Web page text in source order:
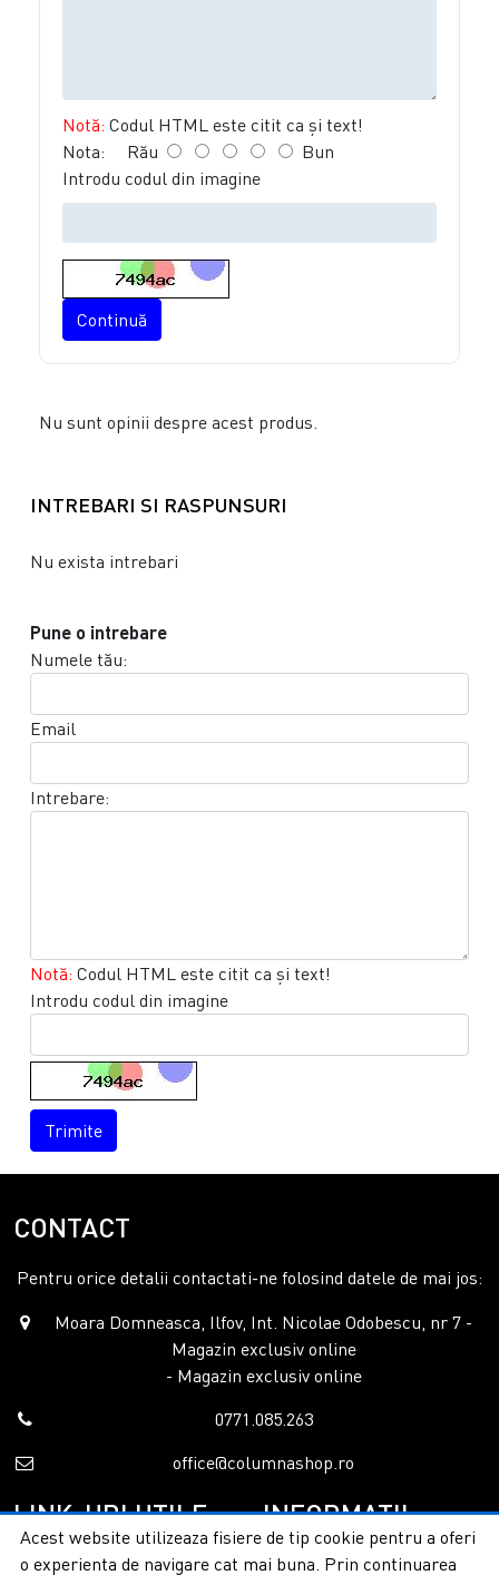
Notă: Codul HTML este citit ca şi text!
Nota: Rău
Bun
Introdu codul din imagine
Continuă
Nu sunt opinii despre acest produs.
INTREBARI SI RASPUNSURI
Nu exista intrebari
Pune o intrebare
Numele tău:
Email
Intrebare:
Notă: Codul HTML este citit ca şi text!
Introdu codul din imagine
Trimite
CONTACT
Pentru orice detalii contactati-ne folosind datele de mai jos:
Moara Domneasca, Ilfov, Int. Nicolae Odobescu, nr 7 -
Magazin exclusiv online
- Magazin exclusiv online
0771.085.263
office@columnashop.ro
LINK-URI UTILE
Acasa
INFORMATII
Garantie si service
Acest website utilizeaza fisiere de tip cookie pentru a oferi
o experienta de navigare cat mai buna. Prin continuarea